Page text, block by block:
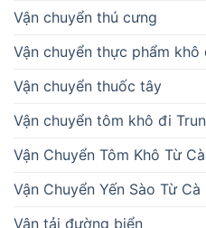
Vận chuyển thú cưng
Vận chuyển thực phẩm
Vận chuyển thuốc tây
Vận chuyển tôm khô đi
Vận Chuyển Tôm Khô Từ
Vận Chuyển Yến Sào Từ
Vận tải đường biển